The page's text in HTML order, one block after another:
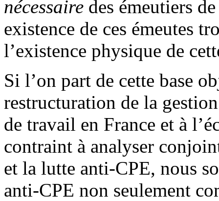
nécessaire des émeutiers
existence de ces émeutes
l’existence physique de
Si l’on part de cette base
restructuration de la
de travail en France et à
contraint à analyser
et la lutte anti-CPE, nous
anti-CPE non seulement